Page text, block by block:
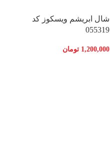
شال ابریشم ویسکوز کد
055319
1,200,000 تومان